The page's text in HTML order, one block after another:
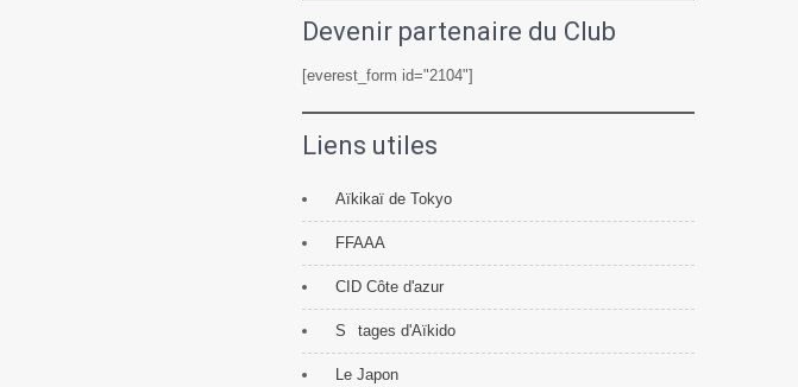
Devenir partenaire du Club
[everest_form id="2104"]
Liens utiles
Aïkikaï de Tokyo
FFAAA
CID Côte d'azur
S tages d'Aïkido
Le Japon